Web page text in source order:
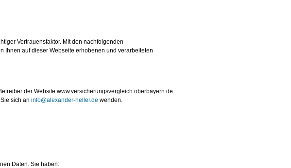
Vertrauensfaktor. Mit den nachfolgenden
Ihnen auf dieser Webseite erhobenen und verarbeiteten
der Website www.versicherungsvergleich.oberbayern.de
sich an info@alexander-heller.de wenden.
Daten. Sie haben: